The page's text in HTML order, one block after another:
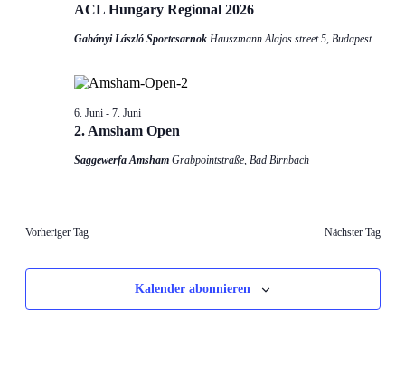
ACL Hungary Regional 2026
Gabányi László Sportcsarnok Hauszmann Alajos street 5, Budapest
2. Amsham Open
6. Juni- 7. Juni
Saggewerfa Amsham Grabpointstraße, Bad Birnbach
Vorheriger Tag Nächster Tag
Kalender abonnieren